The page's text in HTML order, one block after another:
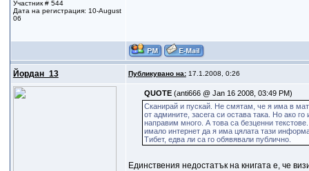
Участник # 544
Дата на регистрация: 10-August
06
Йордан_13 Публикувано на:17.1.2008, 0:26
QUOTE (anti666 @ Jan 16 2008, 03:49 PM)
Сканирай и пускай. Не смятам, че я има в
от админите, засега си остава така. Но ако
направим много. А това са безценни
имало интернет да я има цялата тази
Тибет, едва ли са го обявявали публично.
Единствения недостатък на книгата е, че